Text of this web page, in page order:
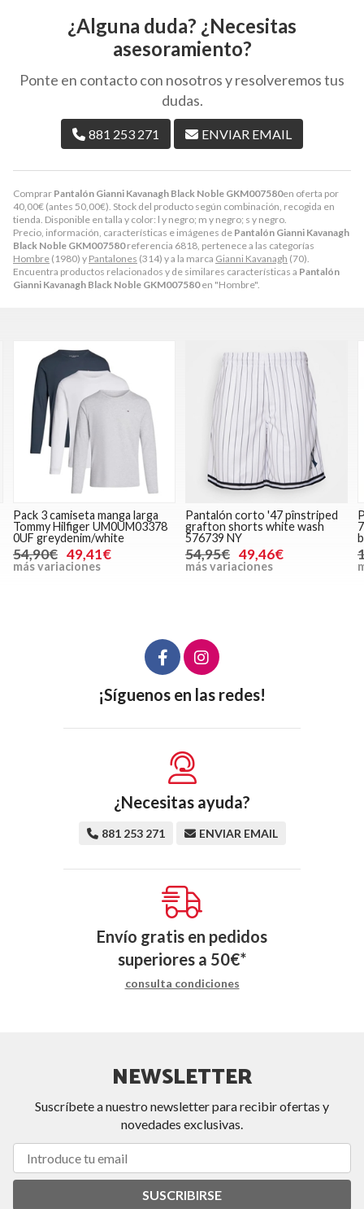
Comprar Pantalón Gianni Kavanagh Black Noble GKM007580en oferta por
40,00€ (antes 50,00€). Stock del producto según combinación, recogida en
tienda. Disponible en talla y color: l y negro; m y negro; s y negro.
Precio, información, características e imágenes de Pantalón Gianni Kavanagh
Black Noble GKM007580referencia 6818, pertenece a las categorías
Hombre (1980) y Pantalones (314) y a la marca Gianni Kavanagh (70).
Encuentra productos relacionados y de similares características a Pantalón
Gianni Kavanagh Black Noble GKM007580en "Hombre".
¿Alguna duda? ¿Necesitas
asesoramiento?
Ponte en contacto con nosotros y resolveremos tus
dudas.
881 253 271 ENVIAR EMAIL
Pack 3 camiseta manga larga
Tommy Hilfiger UM0UM03378
0UF greydenim/white
54,90€ 49,41€
más variaciones
Pantalón corto '47 pînstriped
grafton shorts white wash
576739 NY
54,95€ 49,46€
más variaciones
¡Síguenos en las redes!
¿Necesitas ayuda?
881 253 271 ENVIAR EMAIL
Envío gratis en pedidos
superiores a 50€*
consulta condiciones
NEWSLETTER
Suscríbete a nuestro newsletter para recibir ofertas y
novedades exclusivas.
SUSCRIBIRSE